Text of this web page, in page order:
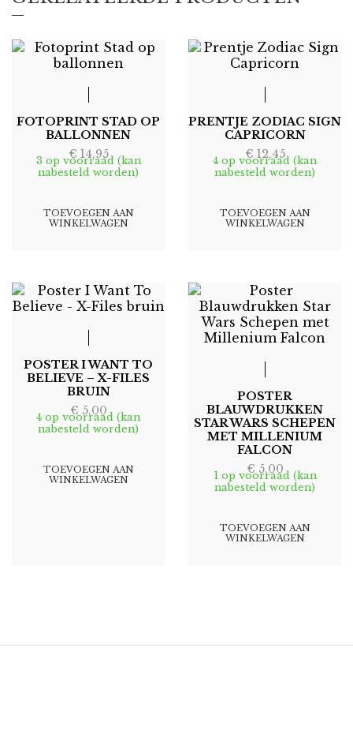
FOTOPRINT STAD OP
BALLONNEN
€ 14,95
3 op voorraad (kan
nabesteld worden)
TOEVOEGEN AAN
WINKELWAGEN
PRENTJE ZODIAC SIGN
CAPRICORN
€ 12,45
4 op voorraad (kan
nabesteld worden)
TOEVOEGEN AAN
WINKELWAGEN
POSTER I WANT TO
BELIEVE – X-FILES
BRUIN
€ 5,00
4 op voorraad (kan
nabesteld worden)
TOEVOEGEN AAN
WINKELWAGEN
POSTER
BLAUWDRUKKEN
STAR WARS SCHEPEN
MET MILLENIUM
FALCON
€ 5,00
1 op voorraad (kan
nabesteld worden)
TOEVOEGEN AAN
WINKELWAGEN